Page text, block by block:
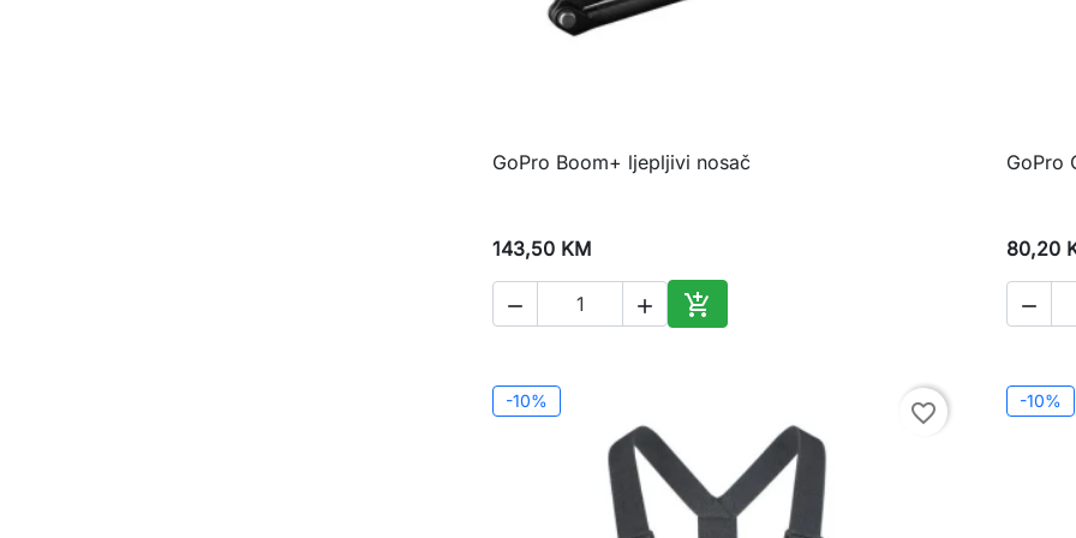
 Brzi pregled
GoPro Boom+ ljepljivi nosač
143,50 KM
  
Dodaj u korpu
GoPro
80,20

-10% favorite_border -10%